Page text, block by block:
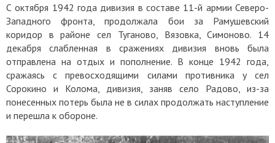
С октября 1942 года дивизия в составе 11-й армии Северо-
Западного фронта, продолжала бои за Рамушевский
коридор в районе сел Туганово, Вязовка, Симоново. 14
декабря слабленная в сражениях дивизия вновь была
отправлена на отдых и пополнение. В конце 1942 года,
сражаясь с превосходящими силами противника у сел
Сорокино и Колома, дивизия, заняв село Радово, из-за
понесенных потерь была не в силах продолжать наступление
и перешла к обороне.